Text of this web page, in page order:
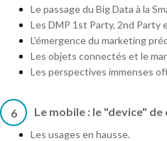
Le passage du Big Data à la
Les DMP 1st Party, 2nd Party
L'émergence du marketing
Les objets connectés et le
Les perspectives immenses
6 Le mobile : le "device" de
Les usages en hausse.